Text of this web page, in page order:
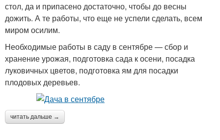
стол, да и припасено достаточно, чтобы до весны
дожить. А те работы, что еще не успели сделать, всем
миром осилим.
Необходимые работы в саду в сентябре — сбор и
хранение урожая, подготовка сада к осени, посадка
луковичных цветов, подготовка ям для посадки
плодовых деревьев.
читать дальше →